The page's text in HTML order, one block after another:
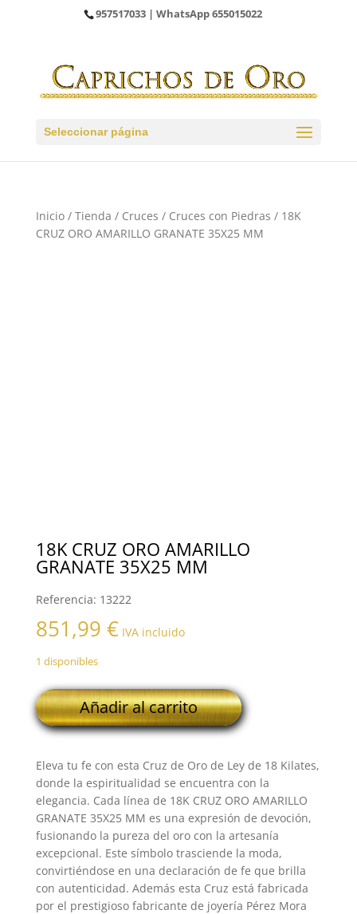
957517033 | WhatsApp655015022
Seleccionar página
Inicio/ Tienda / Cruces / Cruces con Piedras / 18K
CRUZ ORO AMARILLO GRANATE 35X25 MM
18K CRUZ ORO AMARILLO
GRANATE 35X25 MM
Referencia: 13222
851,99 € IVA incluido
1 disponibles
18K
CRUZ
ORO
GRANATE
35X25
MM
cantidad
Añadir al carrito
Eleva tu fe con esta Cruz de Oro de Ley de 18 Kilates,
donde la espiritualidad se encuentra con la
elegancia. Cada línea de 18K CRUZ ORO AMARILLO
GRANATE 35X25 MM es una expresión de devoción,
fusionando la pureza del oro con la artesanía
excepcional. Este símbolo trasciende la moda,
convirtiéndose en una declaración de fe que brilla
con autenticidad. Además esta Cruz está fabricada
por el prestigioso fabricante de joyería Pérez Mora